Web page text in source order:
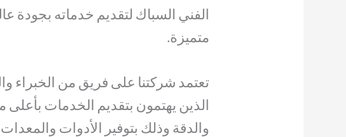
الفني السباك لتقديم خدماته بجودة
متميزة.
تعتمد شركتنا على فريق من الخبراء
الذين يهتمون بتقديم الخدمات
والدقة وذلك بتوفير الأدوات والمعدات